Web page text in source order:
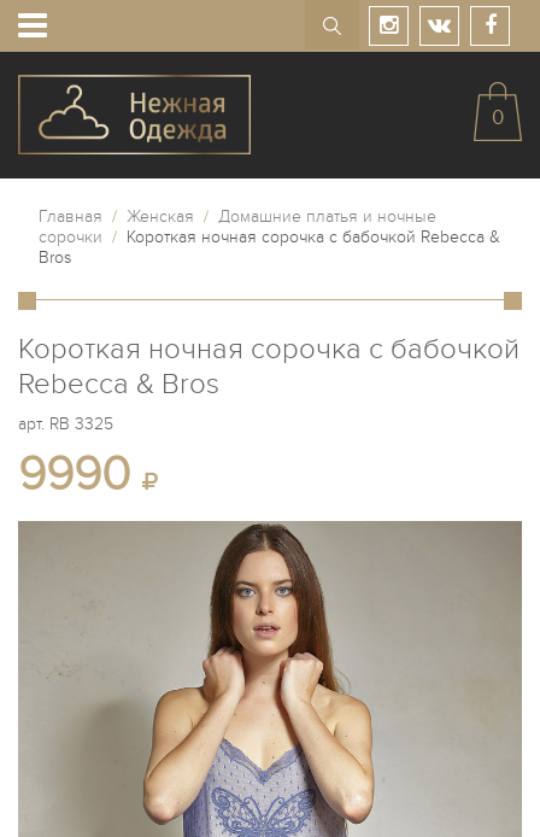
0
Главная / Женская / Домашние платья и ночные
сорочки / Короткая ночная сорочка с бабочкой Rebecca &
Bros
Короткая ночная сорочка с бабочкой
Rebecca & Bros
арт. RB 3325
9990